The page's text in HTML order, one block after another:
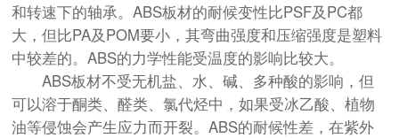
和转速下的轴承。ABS板材的耐候变性比PSF及PC都
大，但比PA及POM要小，其弯曲强度和压缩强度是塑料
中较差的。ABS的力学性能受温度的影响比较大。
ABS板材不受无机盐、水、碱、多种酸的影响，但
可以溶于酮类、醛类、氯代烃中，如果受冰乙酸、植物
油等侵蚀会产生应力而开裂。ABS的耐候性差，在紫外